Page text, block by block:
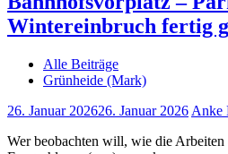
Wintereinbruch fertig
Alle Beiträge
Grünheide (Mark)
26. Januar 202626. Januar 2026 Anke
Wer beobachten will, wie die